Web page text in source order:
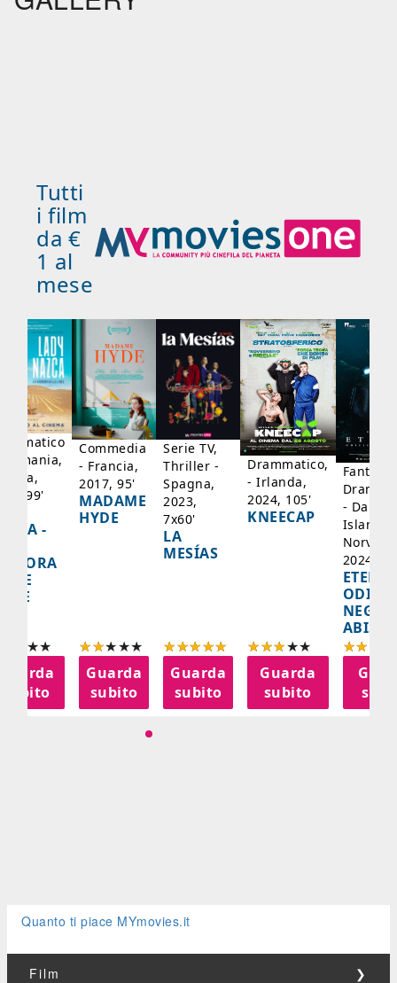
Tutti
i film
da €
1 al
mese
99'
-
subito
Commedia
- Francia,
2017, 95'
MADAME
HYDE
Guarda
subito
Serie TV,
Thriller -
Spagna,
2023,
7x60'
LA
MESÍAS
Guarda
subito
Drammatico,
- Irlanda,
2024, 105'
KNEECAP
Guarda
subito
-
Islanda,
2024,
NEGLI
ABISSI
Quanto ti piace MYmovies.it
Film ❯